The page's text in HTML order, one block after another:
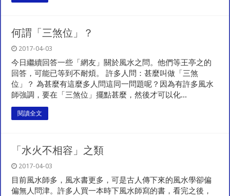
何謂「三煞位」？
2017-04-03
今日繼續回答一些「網友」關於風水之問。他們等王亭之的
回答，可能已等到不耐煩。 許多人問：甚麼叫做「三煞
位」？ 為甚麼有這麼多人問這同一問題呢？因為有許多風水
師強調，要在「三煞位」擺點甚麼，然後才可以化...
閱讀全文
「水火不相容」之類
2017-04-03
目前風水師多，風水書更多，可是古人傳下來的風水學卻偏
偏無人問津。許多人買一本時下風水師寫的書，看完之後，